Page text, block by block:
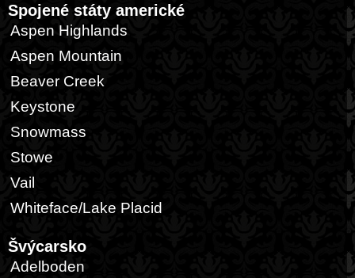
Spojené státy americké
Aspen Highlands
Aspen Mountain
Beaver Creek
Keystone
Snowmass
Stowe
Vail
Whiteface/Lake Placid
Švýcarsko
Adelboden